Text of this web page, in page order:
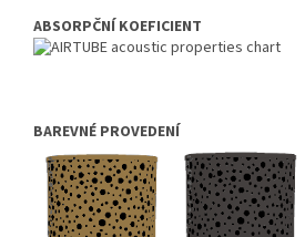
ABSORPČNÍ KOEFICIENT
BAREVNÉ PROVEDENÍ